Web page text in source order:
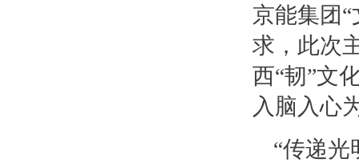
京能集团
求，此次
西“韧”文
入脑入心
“传递光